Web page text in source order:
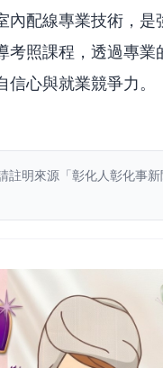
內配線專業技術，
考照課程，透過專
心與就業競爭力。
註明來源「彰化人彰化事新